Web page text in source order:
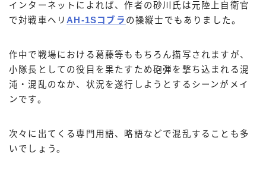
インターネットによれば、作者の砂川氏は元陸上自衛官
で対戦車ヘリAH-1Sコブラ の操縦士でもありました。
作中で戦場における葛藤等ももちろん描写されますが、
小隊長としての役目を果たすため砲弾を撃ち込まれる混
沌・混乱のなか、状況を遂行しようとするシーンがメイ
ンです。
次々に出てくる専門用語、略語などで混乱することも多
いでしょう。